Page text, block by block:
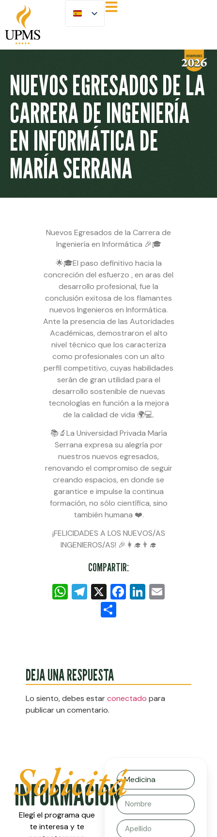
NUEVOS EGRESADOS DE LA
CARRERA DE INGENIERÍA
EN INFORMÁTICA DE
MARÍA SERRANA
Nuevos Egresados de la Carrera de
Ingeniería en Informática 🎉🎓
🌟🎓El paso definitivo hacia la
concreción del esfuerzo , en aras del
desarrollo profesional, fue la
conclusión exitosa de los flamantes
nuevos Ingenieros en Informática.
Ante la presencia de las Autoridades
Académicas, demostraron el alto
nivel técnico que los caracteriza
como profesionales con un alto
perfil competitivo, cuyas habilidades
serán de gran utilidad para el
desarrollo sostenible de nuevas
tecnologías en función a la mejora
de la calidad de vida 🌍💻.
📚🔬La Universidad Privada María
Serrana expresa su alegría por
nuestros nuevos egresados,
renovando el compromiso de seguir
creando espacios, en donde se
garantice e impulse la continua
formación, no sólo científica, sino
también humana ❤️.
¡FELICIDADES A LOS NUEVOS/AS
INGENIEROS/AS! 🎉👩‍🎓👨‍🎓
COMPARTIR:
WhatsApp
Telegram
X Facebook
LinkedIn
DEJA UNA RESPUESTA
Lo siento, debes estarconectado para
publicar un comentario.
Solicitá
INFORMACIÓN
Elegí el programa que
te interesa y te